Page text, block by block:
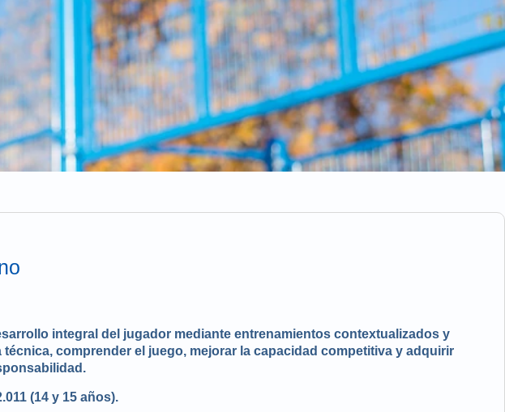
integral del jugador mediante entrenamientos contextualizados y
comprender el juego, mejorar la capacidad competitiva y adquirir
(14 y 15 años).